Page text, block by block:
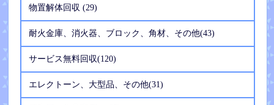
物置解体回収 (29)
耐火金庫、消火器、ブロック、角材、その他(43)
サービス無料回収(120)
エレクトーン、大型品、その他(31)